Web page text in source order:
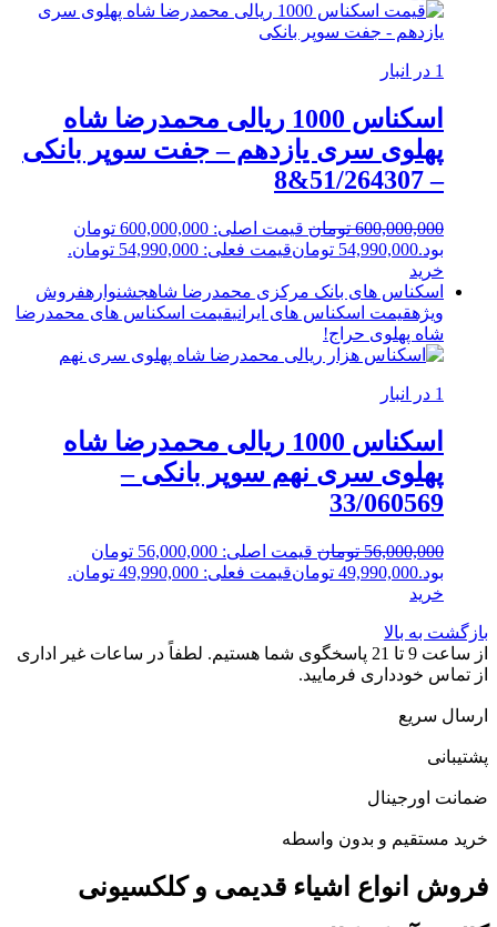
1 در انبار
اسکناس 1000 ریالی محمدرضا شاه
پهلوی سری یازدهم – جفت سوپر بانکی
– 51/264307&8
600,000,000 تومان
قیمت اصلی: 600,000,000 تومان
بود.54,990,000 تومانقیمت فعلی: 54,990,000 تومان.
خرید
اسکناس های بانک مرکزی محمدرضا شاهجشنوارهفروش
ویژهقیمت اسکناس های ایرانیقیمت اسکناس های محمدرضا
شاه پهلوی حراج!
1 در انبار
اسکناس 1000 ریالی محمدرضا شاه
پهلوی سری نهم سوپر بانکی –
33/060569
56,000,000 تومان
قیمت اصلی: 56,000,000 تومان
بود.49,990,000 تومانقیمت فعلی: 49,990,000 تومان.
خرید
بازگشت به بالا
از ساعت 9 تا 21 پاسخگوی شما هستیم. لطفاً در ساعات غیر اداری
از تماس خودداری فرمایید.
ارسال سریع
پشتیبانی
ضمانت اورجینال
خرید مستقیم و بدون واسطه
فروش انواع اشیاء قدیمی و کلکسیونی